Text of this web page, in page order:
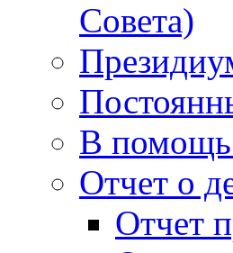
Совета)
В помощь
Отчет о
Отчет